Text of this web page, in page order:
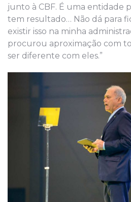
junto à CBF. É uma entidade
tem resultado… Não dá para
existir isso na minha
procurou aproximação com
ser diferente com eles.”